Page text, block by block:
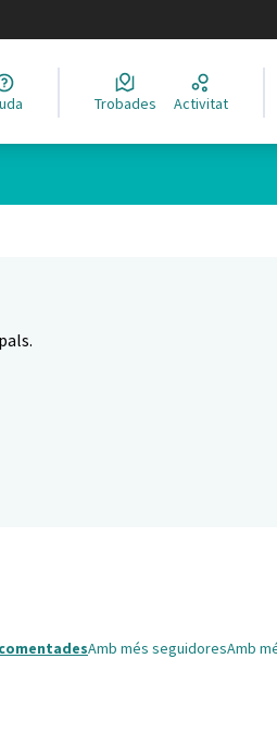
idioma Trobades Activitat
Amb més seguidoresAmb